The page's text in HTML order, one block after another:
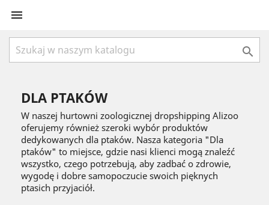


DLA PTAKÓW
W naszej hurtowni zoologicznej dropshipping Alizoo
oferujemy również szeroki wybór produktów
dedykowanych dla ptaków. Nasza kategoria "Dla
ptaków" to miejsce, gdzie nasi klienci mogą znaleźć
wszystko, czego potrzebują, aby zadbać o zdrowie,
wygodę i dobre samopoczucie swoich pięknych
ptasich przyjaciół.